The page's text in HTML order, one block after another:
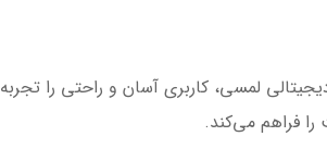
لمسی، کاربری آسان و راحتی را تجربه
فراهم می‌کند.